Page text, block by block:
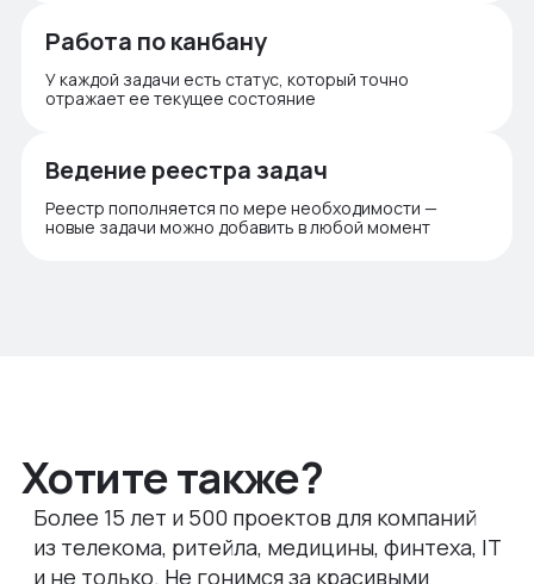
Работа по канбану
У каждой задачи есть статус, который точно
отражает ее текущее состояние
Ведение реестра задач
Реестр пополняется по мере необходимости —
новые задачи можно добавить в любой момент
Хотите также?
Более 15 лет и 500 проектов для компаний
из телекомa, ритейла, медицины, финтеха, IT
и не только. Не гонимся за красивыми